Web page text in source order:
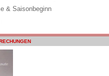
& Saisonbeginn